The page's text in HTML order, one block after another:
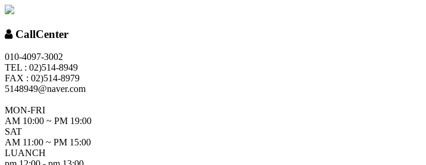
CallCenter
010-4097-3002
TEL : 02)514-8949
FAX : 02)514-8979
5148949@naver.com
MON-FRI
AM 10:00 ~ PM 19:00
SAT
AM 11:00 ~ PM 15:00
LUANCH